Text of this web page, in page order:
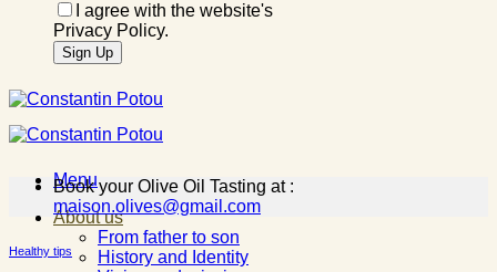
I agree with the website's
Privacy Policy.
Menu
About us
From father to son
History and Identity
Book your Olive Oil Tasting at :
maison.olives@gmail.com
Healthy tips